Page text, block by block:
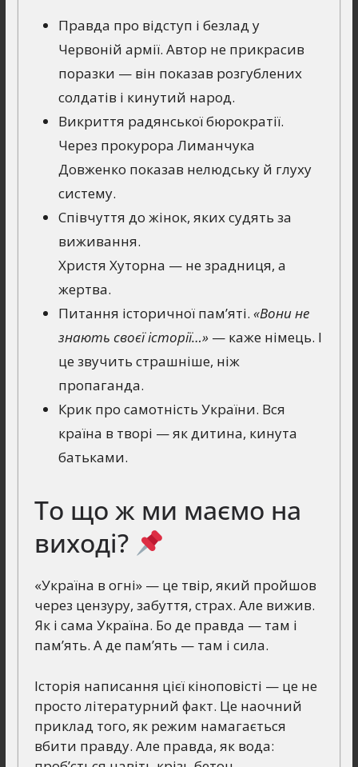
Правда про відступ і безлад у
Червоній армії. Автор не прикрасив
поразки — він показав розгублених
солдатів і кинутий народ.
Викриття радянської бюрократії.
Через прокурора Лиманчука
Довженко показав нелюдську й глуху
систему.
Співчуття до жінок, яких судять за
виживання.
Христя Хуторна — не зрадниця, а
жертва.
Питання історичної пам’яті. «Вони не
знають своєї історії…»— каже німець. І
це звучить страшніше, ніж
пропаганда.
Крик про самотність України. Вся
країна в творі — як дитина, кинута
батьками.
То що ж ми маємо на
виході?
«Україна в огні» — це твір, який пройшов
через цензуру, забуття, страх. Але вижив.
Як і сама Україна. Бо де правда — там і
пам’ять. А де пам’ять — там і сила.
Історія написання цієї кіноповісті — це не
просто літературний факт. Це наочний
приклад того, як режим намагається
вбити правду. Але правда, як вода: